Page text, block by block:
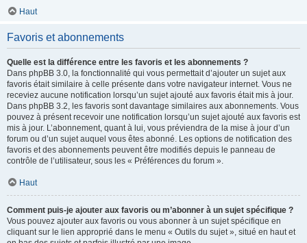
Haut
Favoris et abonnements
Quelle est la différence entre les favoris et les abonnements ?
Dans phpBB 3.0, la fonctionnalité qui vous permettait d’ajouter un sujet aux
favoris était similaire à celle présente dans votre navigateur internet. Vous ne
receviez aucune notification lorsqu’un sujet ajouté aux favoris était mis à jour.
Dans phpBB 3.2, les favoris sont davantage similaires aux abonnements. Vous
pouvez à présent recevoir une notification lorsqu’un sujet ajouté aux favoris est
mis à jour. L’abonnement, quant à lui, vous préviendra de la mise à jour d’un
forum ou d’un sujet auquel vous êtes abonné. Les options de notification des
favoris et des abonnements peuvent être modifiés depuis le panneau de
contrôle de l’utilisateur, sous les « Préférences du forum ».
Haut
Comment puis-je ajouter aux favoris ou m’abonner à un sujet spécifique ?
Vous pouvez ajouter aux favoris ou vous abonner à un sujet spécifique en
cliquant sur le lien approprié dans le menu « Outils du sujet », situé en haut et